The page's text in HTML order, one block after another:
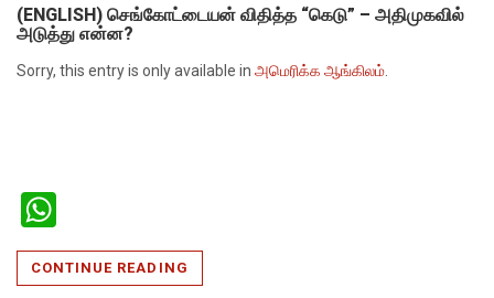
(ENGLISH) செங்கோட்டையன் விதித்த “கெடு” – அதிமுகவில்
அடுத்து என்ன?
Sorry, this entry is only available in அமெரிக்க ஆங்கிலம்
CONTINUE READING